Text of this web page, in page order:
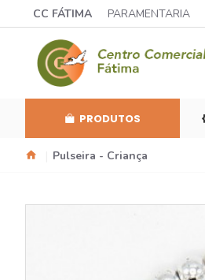
CC FÁTIMA PARAMENTARIA
PRODUTOS
Pulseira - Criança